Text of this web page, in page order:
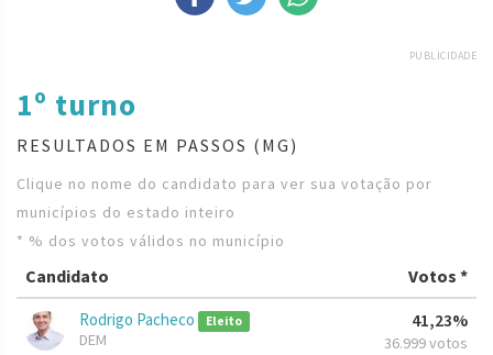
PUBLICIDADE
1º turno
RESULTADOS EM PASSOS (MG)
Clique no nome do candidato para ver sua votação por
municípios do estado inteiro
* % dos votos válidos no município
Candidato Votos *
Rodrigo Pacheco Eleito
DEM
41,23%
36.999 votos